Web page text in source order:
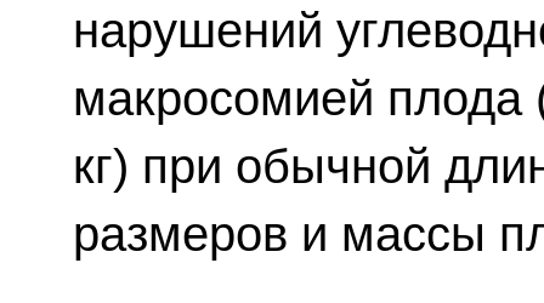
нарушений
макросомией
кг) при обычной
размеров и массы